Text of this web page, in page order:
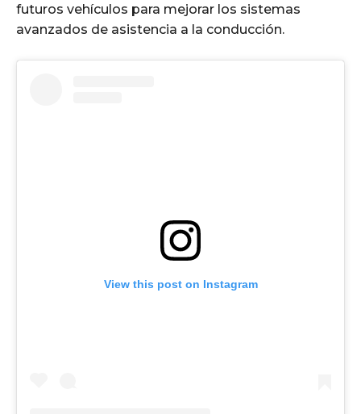
futuros vehículos para mejorar los sistemas
avanzados de asistencia a la conducción.
View this post on Instagram